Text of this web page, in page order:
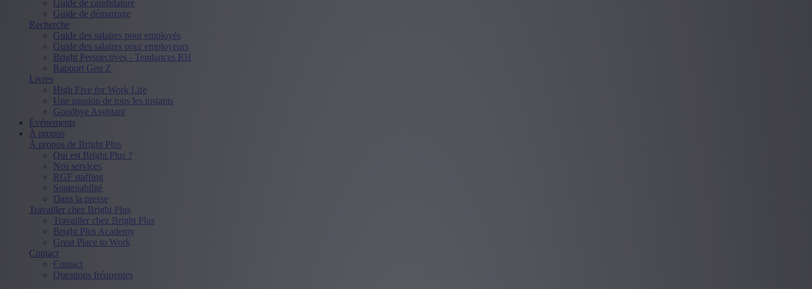
Guide de candidature
Guide de démarrage
Recherche
Guide des salaires pour employés
Guide des salaires pour employeurs
Bright Perspectives - Tendances RH
Rapport Gen Z
Livres
High Five for Work Life
Une passion de tous les instants
Goodbye Assistant
Événements
À propos
À propos de Bright Plus
Qui est Bright Plus ?
Nos services
RGF staffing
Soutenabilité
Dans la presse
Travailler chez Bright Plus
Travailler chez Bright Plus
Bright Plus Academy
Great Place to Work
Contact
Contact
Questions fréquentes